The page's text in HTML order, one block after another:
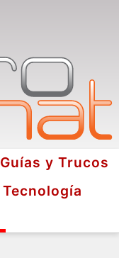
Guías y Trucos
Tecnología